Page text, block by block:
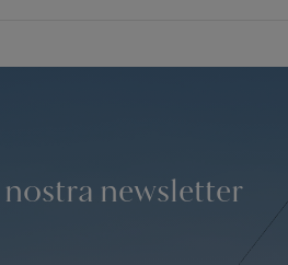
newsletter